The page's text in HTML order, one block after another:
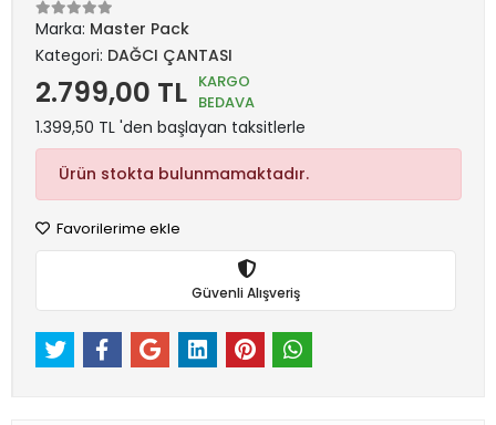
Marka: Master Pack
Kategori: DAĞCI ÇANTASI
2.799,00 TL KARGO
BEDAVA
1.399,50 TL 'den başlayan taksitlerle
Ürün stokta bulunmamaktadır.
Favorilerime ekle
Güvenli Alışveriş